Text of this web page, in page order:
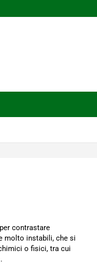
contrastare
molto instabili, che si
o fisici, tra cui